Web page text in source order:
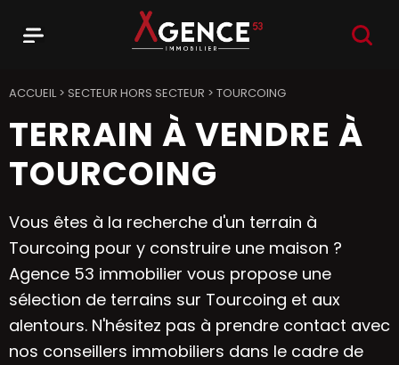
ACCUEIL> SECTEUR HORS SECTEUR > TOURCOING
TERRAIN À VENDRE À
TOURCOING
Vous êtes à la recherche d'un terrain à
Tourcoing pour y construire une maison ?
Agence 53 immobilier vous propose une
sélection de terrains sur Tourcoing et aux
alentours. N'hésitez pas à prendre contact avec
nos conseillers immobiliers dans le cadre de